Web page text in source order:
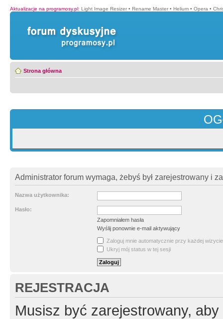
Aktualizacje na programosy.pl: Light Image Resizer • Rename Master • Helium • Opera •
Strona główna
Administrator forum wymaga, żebyś był zarejestrowany i
Nazwa użytkownika:
Hasło:
Zapomniałem hasła
Wyślij ponownie e-mail aktywujący
Zaloguj mnie automatycznie przy każdej wizycie
Ukryj mój status w tej sesji
REJESTRACJA
Musisz być zarejestrowany,